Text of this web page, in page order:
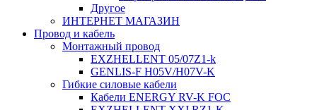
Другое
ИНТЕРНЕТ МАГАЗИН
Провод и кабель
Монтажный провод
EXZHELLENT 05/07Z1-k
GENLIS-F Н05V/H07V-K
Гибкие силовые кабели
Кабели ENERGY RV-K FOC